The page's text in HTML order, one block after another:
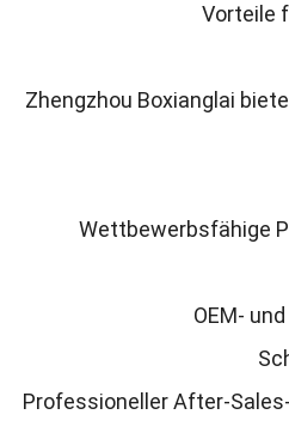
Vorteile
Zhengzhou Boxianglai
Wettbewerbsfähige
OEM-
Professioneller After-